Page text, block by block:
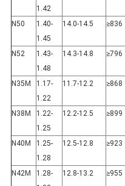
1.42
N50
1.40-
1.45
14.0-14.5 ≥836
N52
1.43-
1.48
14.3-14.8 ≥796
N35M
1.17-
1.22
11.7-12.2 ≥868
N38M
1.22-
1.25
12.2-12.5 ≥899
N40M
1.25-
1.28
12.5-12.8 ≥923
N42M
1.28-
12.8-13.2 ≥955